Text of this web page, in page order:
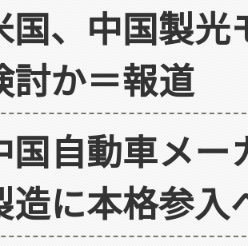
国、中国製光
討か＝報道
国自動車メ
造に本格参入